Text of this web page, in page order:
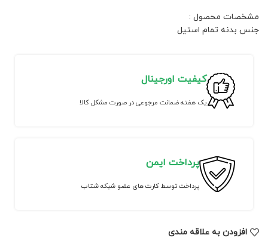
مشخصات محصول :
جنس بدنه تمام استیل
کیفیت اورجینال
یک هفته ضمانت مرجوعی در صورت مشکل کالا
پرداخت ایمن
پرداخت توسط کارت های عضو شبکه شتاب
افزودن به علاقه مندی